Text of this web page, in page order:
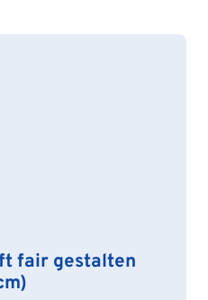
fair gestalten